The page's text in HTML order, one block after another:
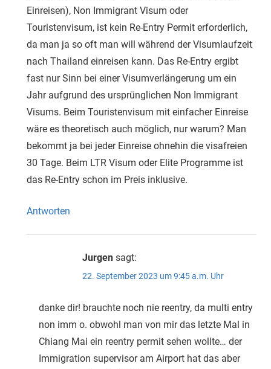
Einreisen), Non Immigrant Visum oder
Touristenvisum, ist kein Re-Entry Permit erforderlich,
da man ja so oft man will während der Visumlaufzeit
nach Thailand einreisen kann. Das Re-Entry ergibt
fast nur Sinn bei einer Visumverlängerung um ein
Jahr aufgrund des ursprünglichen Non Immigrant
Visums. Beim Touristenvisum mit einfacher Einreise
wäre es theoretisch auch möglich, nur warum? Man
bekommt ja bei jeder Einreise ohnehin die visafreien
30 Tage. Beim LTR Visum oder Elite Programme ist
das Re-Entry schon im Preis inklusive.
Antworten
Jurgen sagt:
22. September 2023 um 9:45 a.m. Uhr
danke dir! brauchte noch nie reentry, da multi entry
non imm o. obwohl man von mir das letzte Mal in
Chiang Mai ein reentry permit sehen wollte… der
Immigration supervisor am Airport hat das aber